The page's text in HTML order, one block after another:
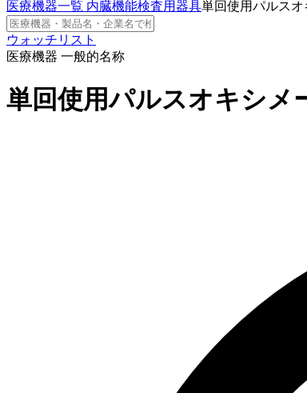
医療機器一覧 内臓機能検査用器具単回使用パルス
ウォッチリスト
医療機器 一般的名称
単回使用パルスオキシメ